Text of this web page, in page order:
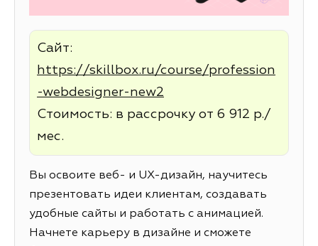
Сайт:
https://skillbox.ru/course/profession
-webdesigner-new2
Стоимость: в рассрочку от 6 912 р./
мес.
Вы освоите веб- и UX-дизайн, научитесь
презентовать идеи клиентам, создавать
удобные сайты и работать с анимацией.
Начнете карьеру в дизайне и сможете